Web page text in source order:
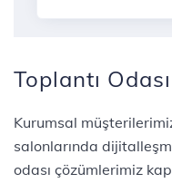
Toplantı
Kurumsal
salonlarında
odası çözümlerimiz